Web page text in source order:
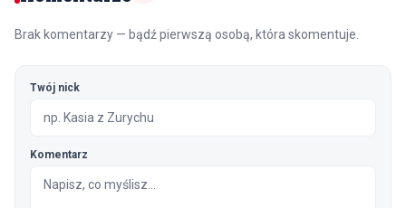
Brak komentarzy — bądź pierwszą osobą, która skomentuje.
Twój nick
Komentarz